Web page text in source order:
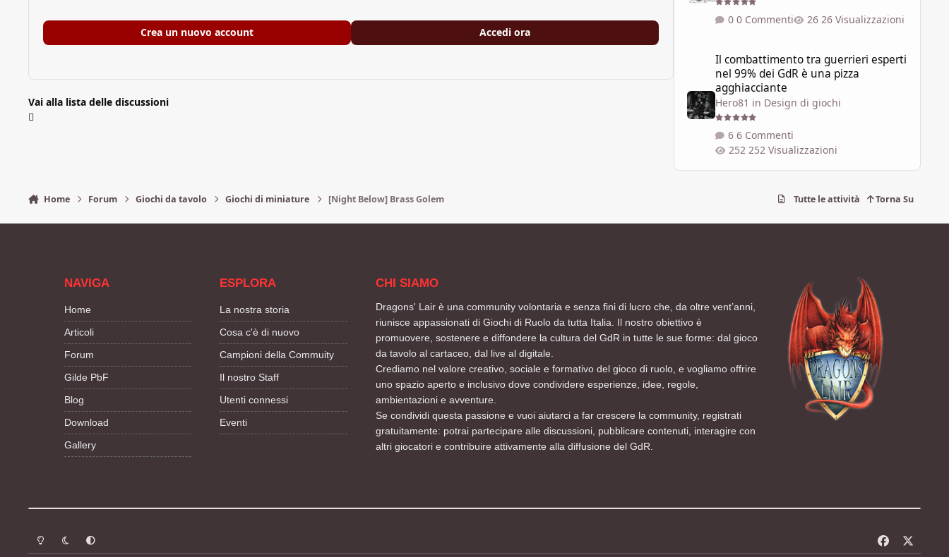
Crea un nuovo account Accedi ora
Vai alla lista delle discussioni
0 Commenti 26 Visualizzazioni
Il combattimento tra guerrieri esperti
nel 99% dei GdR è una pizza
agghiacciante
Hero81 in Design di giochi
6 Commenti
252 Visualizzazioni
Home Forum Giochi da tavolo Giochi di miniature [Night Below] Brass Golem Tutte le attività Torna Su
NAVIGA
Home
Articoli
Forum
Gilde PbF
Blog
Download
Gallery
ESPLORA
La nostra storia
Cosa c'è di nuovo
Campioni della Commuity
Il nostro Staff
Utenti connessi
Eventi
CHI SIAMO
Dragons' Lair è una community volontaria e senza fini di lucro che, da oltre vent’anni,
riunisce appassionati di Giochi di Ruolo da tutta Italia. Il nostro obiettivo è
promuovere, sostenere e diffondere la cultura del GdR in tutte le sue forme: dal gioco
da tavolo al cartaceo, dal live al digitale.
Crediamo nel valore creativo, sociale e formativo del gioco di ruolo, e vogliamo offrire
uno spazio aperto e inclusivo dove condividere esperienze, idee, regole,
ambientazioni e avventure.
Se condividi questa passione e vuoi aiutarci a far crescere la community, registrati
gratuitamente: potrai partecipare alle discussioni, pubblicare contenuti, interagire con
altri giocatori e contribuire attivamente alla diffusione del GdR.
Modalità chiara
Modalità scuraSegui la preferenza del sistema